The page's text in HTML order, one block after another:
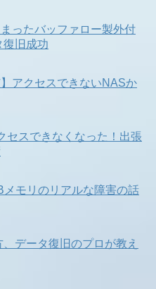
ったバッファロー製外付
復旧成功
】アクセスできないNASか
セスできなくなった！出張
モリのリアルな障害の話
データ復旧のプロが教え